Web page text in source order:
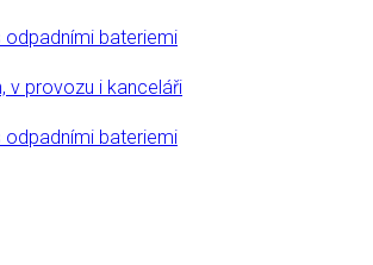
odpadními bateriemi
v provozu i kanceláři
odpadními bateriemi